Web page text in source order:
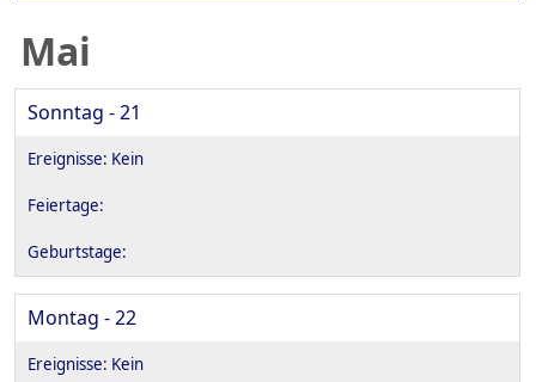
Mai
Sonntag - 21
Montag - 22